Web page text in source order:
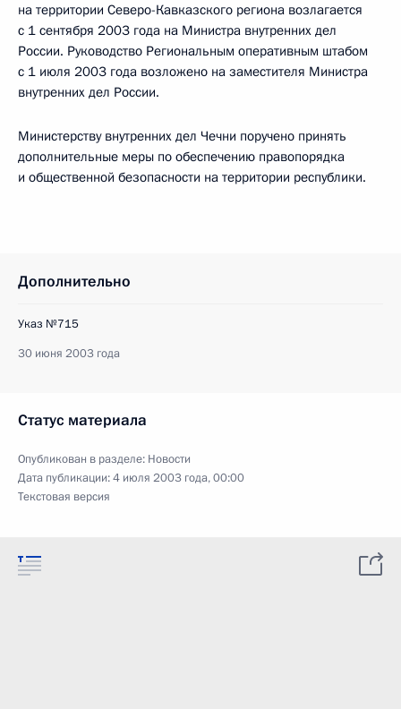
на территории Северо-Кавказского региона возлагается
с 1 сентября 2003 года на Министра внутренних дел
России. Руководство Региональным оперативным штабом
с 1 июля 2003 года возложено на заместителя Министра
внутренних дел России.
Министерству внутренних дел Чечни поручено принять
дополнительные меры по обеспечению правопорядка
и общественной безопасности на территории республики.
Дополнительно
Указ №715
30 июня 2003 года
Статус материала
Опубликован в разделе: Новости
Дата публикации:4 июля 2003 года, 00:00
Текстовая версия